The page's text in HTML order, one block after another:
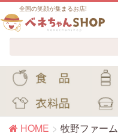
全国の笑顔が集まるお店!
HOME 牧野ファーム